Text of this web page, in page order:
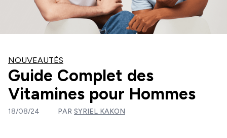
NOUVEAUTÉS
Guide Complet des
Vitamines pour Hommes
18/08/24 PAR SYRIEL KAKON